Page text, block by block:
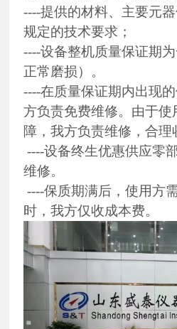
----提供的材料、主要元
规定的技术要求；
----设备整机质量保证期
正常磨损）。
----在质量保证期内出现
方负责免费维修。由于
障，我方负责维修，合理
----设备终生优惠供应零
维修。
----保质期满后，使用方
时，我方仅收成本费。